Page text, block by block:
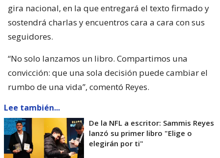
gira nacional, en la que entregará el texto firmado y
sostendrá charlas y encuentros cara a cara con sus
seguidores.
“No solo lanzamos un libro. Compartimos una
convicción: que una sola decisión puede cambiar el
rumbo de una vida”, comentó Reyes.
Lee también...
De la NFL a escritor: Sammis Reyes
lanzó su primer libro "Elige o
elegirán por ti"